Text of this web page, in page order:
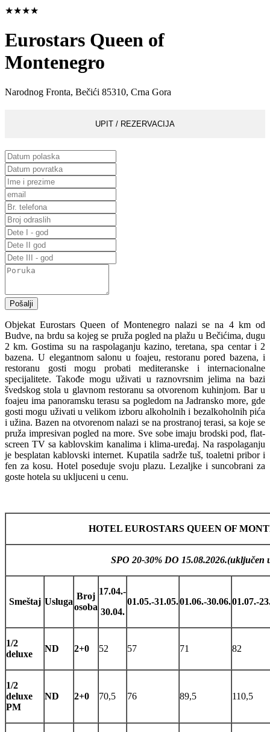
★★★★
Eurostars Queen of
Montenegro
Narodnog Fronta, Bečići 85310, Crna Gora
UPIT / REZERVACIJA
Pošalji
Objekat Eurostars Queen of Montenegro nalazi se na 4 km od
Budve, na brdu sa kojeg se pruža pogled na plažu u Bečićima, dugu
2 km. Gostima su na raspolaganju kazino, teretana, spa centar i 2
bazena. U elegantnom salonu u foajeu, restoranu pored bazena, i
restoranu gosti mogu probati mediteranske i internacionalne
specijalitete. Takođe mogu uživati u raznovrsnim jelima na bazi
švedskog stola u glavnom restoranu sa otvorenom kuhinjom. Bar u
foajeu ima panoramsku terasu sa pogledom na Jadransko more, gde
gosti mogu uživati u velikom izboru alkoholnih i bezalkoholnih pića
i užina. Bazen na otvorenom nalazi se na prostranoj terasi, sa koje se
pruža impresivan pogled na more. Sve sobe imaju brodski pod, flat-
screen TV sa kablovskim kanalima i klima-uređaj. Na raspolaganju
je besplatan kablovski internet. Kupatila sadrže tuš, toaletni pribor i
fen za kosu. Hotel poseduje svoju plazu. Lezaljke i suncobrani za
goste hotela su ukljuceni u cenu.
HOTEL EUROSTARS QUEEN OF
SPO 20-30% DO
Smeštaj Usluga
Broj
osoba
17.04.-
30.04.
01.05.-31.05.01.06.-30.06.01.07.-
1/2
deluxe
ND 2+0 52 57 71 82
1/2
deluxe
PM
ND 2+0 70,5 76 89,5 110,5